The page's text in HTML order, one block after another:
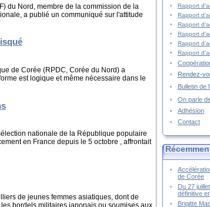
du Nord, membre de la commission de la
a publié un communiqué sur l'attitude
de Corée (RPDC, Corée du Nord) a
est logique et même nécessaire dans le
nationale de la République populaire
en France depuis le 5 octobre , affrontait
de jeunes femmes asiatiques, dont de
Rapport
Rapport
Rapport
Rapport
Rapport
Rapport
Rendez-
Bulletin de
On parle
Adhésion
Contact
de Corée
Du 27
définitive
Brigitte